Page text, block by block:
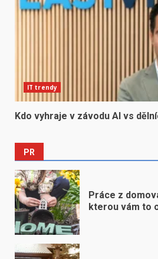
IT trendy
Kdo vyhraje v závodu AI vs
PR
Práce z
kterou vám to